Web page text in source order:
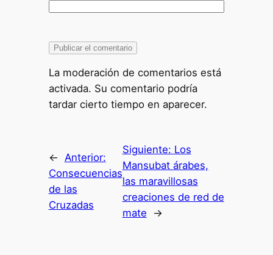
La moderación de comentarios está
activada. Su comentario podría
tardar cierto tiempo en aparecer.
← Anterior:
Consecuencias
de las
Cruzadas
Siguiente: Los
Mansubat árabes,
las maravillosas
creaciones de red de
mate
→